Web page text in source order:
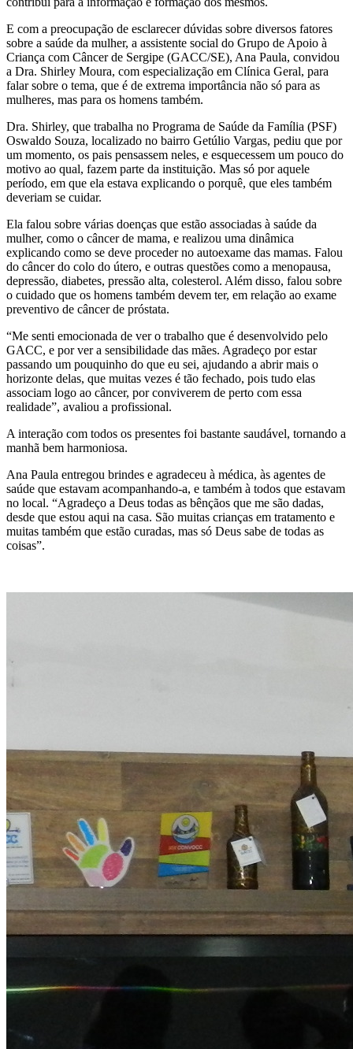
E com a preocupação de esclarecer dúvidas sobre diversos fatores
sobre a saúde da mulher, a assistente social do Grupo de Apoio à
Criança com Câncer de Sergipe (GACC/SE), Ana Paula, convidou
a Dra. Shirley Moura, com especialização em Clínica Geral, para
falar sobre o tema, que é de extrema importância não só para as
mulheres, mas para os homens também.
Dra. Shirley, que trabalha no Programa de Saúde da Família (PSF)
Oswaldo Souza, localizado no bairro Getúlio Vargas, pediu que por
um momento, os pais pensassem neles, e esquecessem um pouco do
motivo ao qual, fazem parte da instituição. Mas só por aquele
período, em que ela estava explicando o porquê, que eles também
deveriam se cuidar.
Ela falou sobre várias doenças que estão associadas à saúde da
mulher, como o câncer de mama, e realizou uma dinâmica
explicando como se deve proceder no autoexame das mamas. Falou
do câncer do colo do útero, e outras questões como a menopausa,
depressão, diabetes, pressão alta, colesterol. Além disso, falou sobre
o cuidado que os homens também devem ter, em relação ao exame
preventivo de câncer de próstata.
“Me senti emocionada de ver o trabalho que é desenvolvido pelo
GACC, e por ver a sensibilidade das mães. Agradeço por estar
passando um pouquinho do que eu sei, ajudando a abrir mais o
horizonte delas, que muitas vezes é tão fechado, pois tudo elas
associam logo ao câncer, por conviverem de perto com essa
realidade”, avaliou a profissional.
A interação com todos os presentes foi bastante saudável, tornando a
manhã bem harmoniosa.
Ana Paula entregou brindes e agradeceu à médica, às agentes de
saúde que estavam acompanhando-a, e também à todos que estavam
no local. “Agradeço a Deus todas as bênçãos que me são dadas,
desde que estou aqui na casa. São muitas crianças em tratamento e
muitas também que estão curadas, mas só Deus sabe de todas as
coisas”.